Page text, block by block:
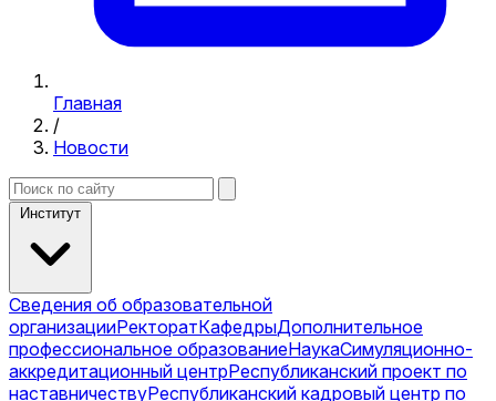
Главная
/
Новости
Институт
Сведения об образовательной
организацииРекторатКафедрыДополнительное
профессиональное образованиеНаукаСимуляционно-
аккредитационный центрРеспубликанский проект по
наставничествуРеспубликанский кадровый центр по